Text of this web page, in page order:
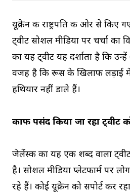
यूक्रेन की राष्ट्रपति की ओर से किए
ट्वीट सोशल मीडिया पर चर्चा का
का यह ट्वीट यह दर्शाता है कि
वजह है कि रूस के खिलाफ लड़ाई
हथियार नहीं डाले हैं।
काफी पसंद किया जा रहा ट्वीट
जेलेंस्की का यह एक शब्द वाला
है। सोशल मीडिया प्लेटफार्म पर
रहे हैं। कोई यूक्रेन को सपोर्ट कर